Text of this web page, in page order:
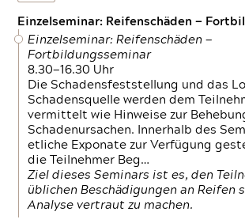
Einzelseminar: Reifenschäden —
Einzelseminar: Reifenschäden —
Fortbildungsseminar
8.30—16.30 Uhr
Die Schadensfeststellung und das
Schadensquelle werden dem
vermittelt wie Hinweise zur
Schadenursachen. Innerhalb des
etliche Exponate zur Verfügung
die Teilnehmer Beg…
Ziel dieses Seminars ist es, den
üblichen Beschädigungen an Reifen
Analyse vertraut zu machen.